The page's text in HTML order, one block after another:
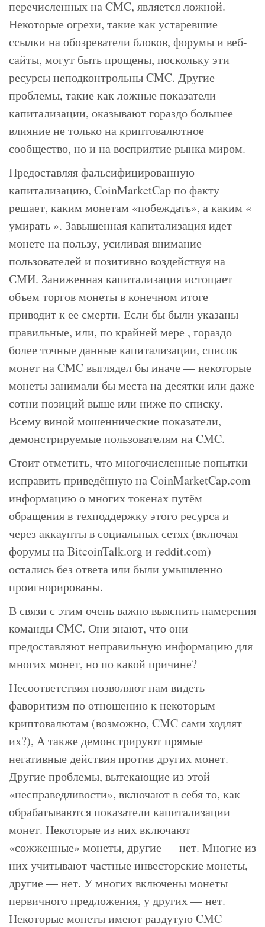
перечисленных на CMC, является ложной.
Некоторые огрехи, такие как устаревшие
ссылки на обозреватели блоков, форумы и веб-
сайты, могут быть прощены, поскольку эти
ресурсы неподконтрольны CMC. Другие
проблемы, такие как ложные показатели
капитализации, оказывают гораздо большее
влияние не только на криптовалютное
сообщество, но и на восприятие рынка миром.
Предоставляя фальсифицированную
капитализацию, CoinMarketCap по факту
решает, каким монетам «побеждать», а каким «
умирать ». Завышенная капитализация идет
монете на пользу, усиливая внимание
пользователей и позитивно воздействуя на
СМИ. Заниженная капитализация истощает
объем торгов монеты в конечном итоге
приводит к ее смерти. Если бы были указаны
правильные, или, по крайней мере , гораздо
более точные данные капитализации, список
монет на CMC выглядел бы иначе — некоторые
монеты занимали бы места на десятки или даже
сотни позиций выше или ниже по списку.
Всему виной мошеннические показатели,
демонстрируемые пользователям на CMC.
Стоит отметить, что многочисленные попытки
исправить приведённую на CoinMarketCap.com
информацию о многих токенах путём
обращения в техподдержку этого ресурса и
через аккаунты в социальных сетях (включая
форумы на BitcoinTalk.org и reddit.com)
остались без ответа или были умышленно
проигнорированы.
В связи с этим очень важно выяснить намерения
команды CMC. Они знают, что они
предоставляют неправильную информацию для
многих монет, но по какой причине?
Несоответствия позволяют нам видеть
фаворитизм по отношению к некоторым
криптовалютам (возможно, CMC сами ходлят
их?), А также демонстрируют прямые
негативные действия против других монет.
Другие проблемы, вытекающие из этой
«несправедливости», включают в себя то, как
обрабатываются показатели капитализации
монет. Некоторые из них включают
«сожженные» монеты, другие — нет. Многие из
них учитывают частные инвесторские монеты,
другие — нет. У многих включены монеты
первичного предложения, у других — нет.
Некоторые монеты имеют раздутую CMC